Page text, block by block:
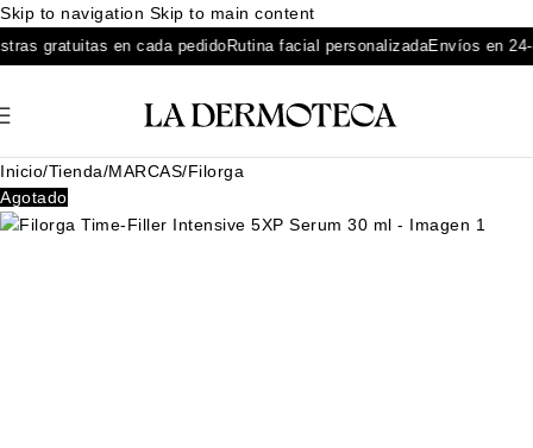
Skip to navigation Skip to main content
gratuitas en cada pedidoRutina facial personalizadaEnvíos en 24-48
Inicio/Tienda/MARCAS/Filorga
Agotado